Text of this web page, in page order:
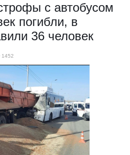
с автобусом
погибли, в
36 человек
1452